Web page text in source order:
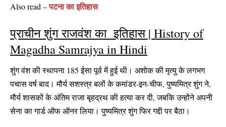
Also read –पटना का इतिहास
प्राचीन शुंग राजवंश का इतिहास | History of
Magadha Samrajya in Hindi
शुंग वंश की स्थापना 185 ईसा पूर्व में हुई थी। अशोक की मृत्यु के लगभग
पचास वर्ष बाद। मौर्य सशस्त्र बलों के कमांडर-इन-चीफ, पुष्यमित्र शुंग ने,
मौर्य शासकों के अंतिम राजा बृहद्रथ की हत्या कर दी, जबकि उन्होंने अपनी
सेना का गार्ड ऑफ ऑनर लिया। पुष्यमित्र शुंग फिर गद्दी पर बैठा।